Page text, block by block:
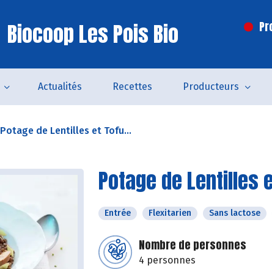
Biocoop Les Pois Bio
Actualités Recettes Producteurs
Potage de Lentilles et Tofu...
Potage de Lentilles
Entrée Flexitarien Sans lactose
Nombre de personnes
4 personnes